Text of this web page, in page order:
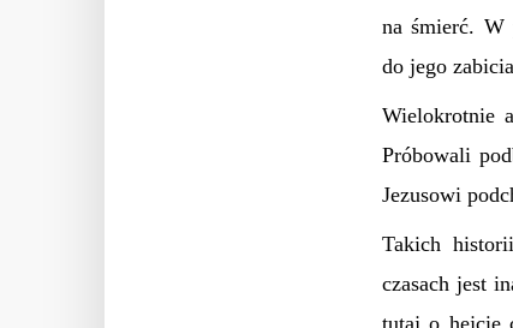
na śmierć. W
do jego
Wielokrotnie
Próbowali
Jezusowi
Takich
czasach jest
tutaj o hejcie